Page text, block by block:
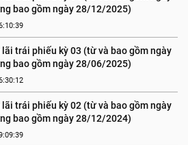
bao gồm ngày 28/12/2025)
trái phiếu kỳ 03 (từ và bao gồm ngày
bao gồm ngày 28/06/2025)
trái phiếu kỳ 02 (từ và bao gồm ngày
bao gồm ngày 28/12/2024)